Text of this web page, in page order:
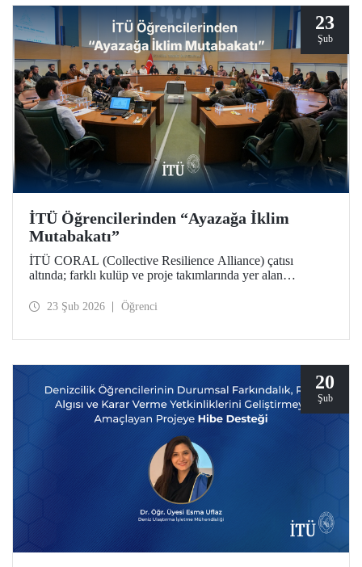
23
Şub
İTÜ Öğrencilerinden “Ayazağa İklim
Mutabakatı”
İTÜ CORAL (Collective Resilience Alliance) çatısı
altında; farklı kulüp ve proje takımlarında yer alan
bütünleşik bir yaklaşımla ele alındığı COP31 Komisyonu
23 Şub 2026 Öğrenci
20
Şub